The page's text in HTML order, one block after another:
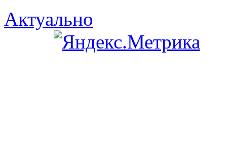
Актуально